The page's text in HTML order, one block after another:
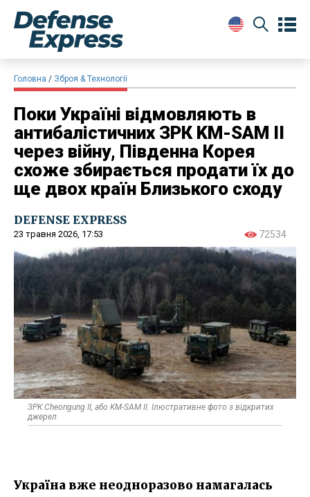
Головна Зброя & Технології
Поки Україні відмовляють в
антибалістичних ЗРК KM-SAM II
через війну, Південна Корея
схоже збирається продати їх до
ще двох країн Близького сходу
DEFENSE EXPRESS
23 травня 2026, 17:53 72534
ЗРК Cheongung II, або KM-SAM II. Ілюстративне фото з відкритих
джерел
Україна вже неодноразово намагалась